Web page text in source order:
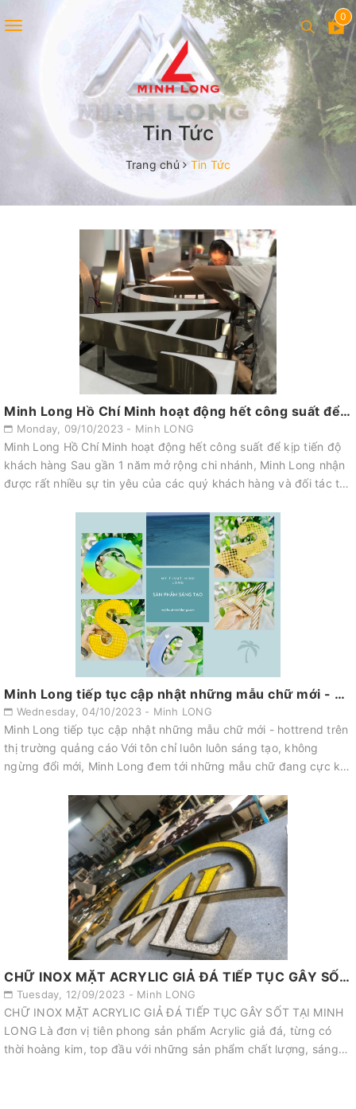
Toggle
0
Tin Tức
Trang chủ Tin Tức
Minh Long Hồ Chí Minh hoạt động hết công suất để kịp tiến độ khách hàng
Monday, 09/10/2023 - Minh LONG
Minh Long Hồ Chí Minh hoạt động hết công suất để kịp tiến độ
khách hàng Sau gần 1 năm mở rộng chi nhánh, Minh Long nhận
được rất nhiều sự tin yêu của các quý khách hàng và đối tác tại
Minh Long tiếp tục cập nhật những mẫu chữ mới - hottrend trên thị trường quảng cáo
Wednesday, 04/10/2023 - Minh LONG
Minh Long tiếp tục cập nhật những mẫu chữ mới - hottrend trên
thị trường quảng cáo Với tôn chỉ luôn luôn sáng tạo, không
ngừng đổi mới, Minh Long đem tới những mẫu chữ đang cực kỳ
CHỮ INOX MẶT ACRYLIC GIẢ ĐÁ TIẾP TỤC GÂY SỐT TẠI MINH LONG
Tuesday, 12/09/2023 - Minh LONG
CHỮ INOX MẶT ACRYLIC GIẢ ĐÁ TIẾP TỤC GÂY SỐT TẠI MINH
LONG Là đơn vị tiên phong sản phẩm Acrylic giả đá, từng có
thời hoàng kim, top đầu với những sản phẩm chất lượng, sáng